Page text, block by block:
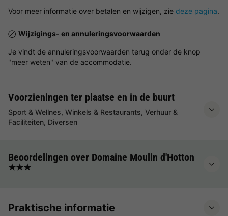
Voor meer informatie over betalen en wijzigen, zie deze pagina.
Wijzigings- en annuleringsvoorwaarden
Je vindt de annuleringsvoorwaarden terug onder de knop
"meer weten" van de accommodatie.
Voorzieningen ter plaatse en in de buurt
Sport & Wellnes, Winkels & Restaurants, Verhuur &
Faciliteiten, Diversen
Beoordelingen over Domaine Moulin d'Hotton
★★★
Praktische informatie